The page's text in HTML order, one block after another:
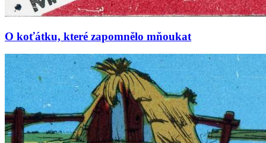
O koťátku, které zapomnělo mňoukat